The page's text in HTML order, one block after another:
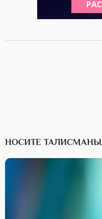
НОСИТЕ ТАЛИСМАНЫ